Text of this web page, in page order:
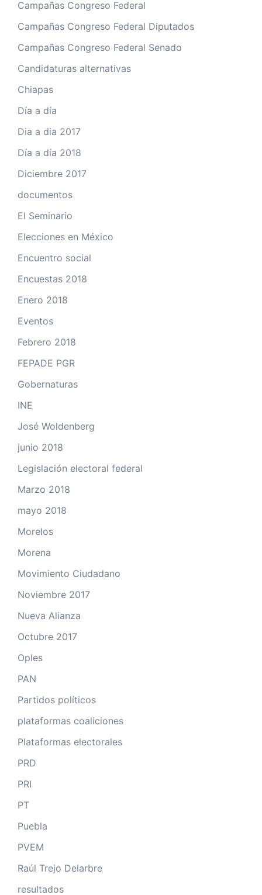
Campañas Congreso Federal
Campañas Congreso Federal Diputados
Campañas Congreso Federal Senado
Candidaturas alternativas
Chiapas
Día a día
Dia a dia 2017
Día a día 2018
Diciembre 2017
documentos
El Seminario
Elecciones en México
Encuentro social
Encuestas 2018
Enero 2018
Eventos
Febrero 2018
FEPADE PGR
Gobernaturas
INE
José Woldenberg
junio 2018
Legislación electoral federal
Marzo 2018
mayo 2018
Morelos
Morena
Movimiento Ciudadano
Noviembre 2017
Nueva Alianza
Octubre 2017
Oples
PAN
Partidos políticos
plataformas coaliciones
Plataformas electorales
PRD
PRI
PT
Puebla
PVEM
Raúl Trejo Delarbre
resultados